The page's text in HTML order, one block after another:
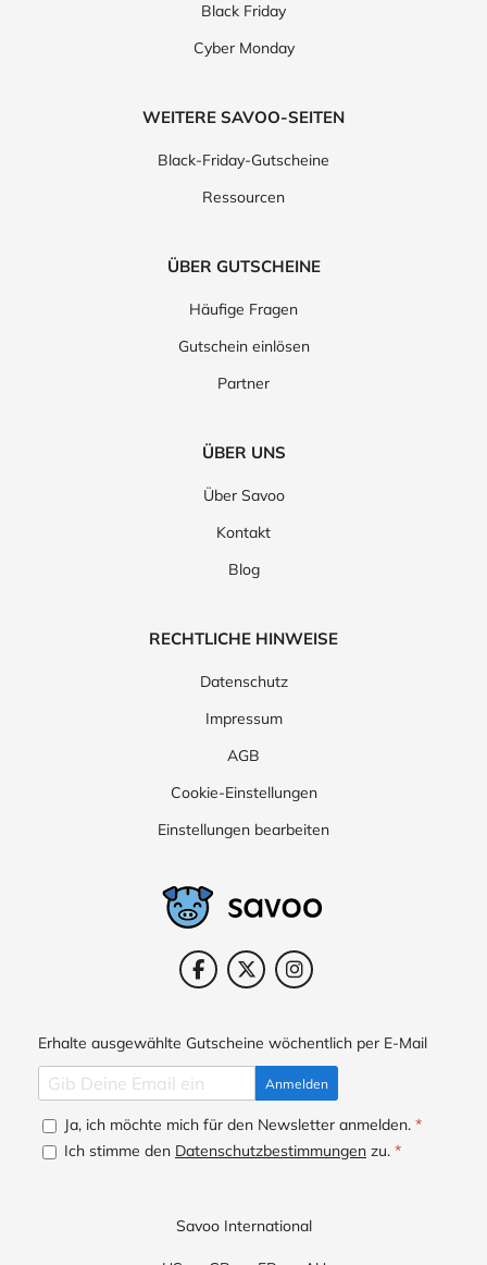
Black Friday
Cyber Monday
WEITERE SAVOO-SEITEN
Black-Friday-Gutscheine
Ressourcen
ÜBER GUTSCHEINE
Häufige Fragen
Gutschein einlösen
Partner
ÜBER UNS
Über Savoo
Kontakt
Blog
RECHTLICHE HINWEISE
Datenschutz
Impressum
AGB
Cookie-Einstellungen
Einstellungen bearbeiten
Erhalte ausgewählte Gutscheine wöchentlich per E-Mail
Anmelden
Ja, ich möchte mich für den Newsletter anmelden. *
Ich stimme den Datenschutzbestimmungen zu. *
Savoo International